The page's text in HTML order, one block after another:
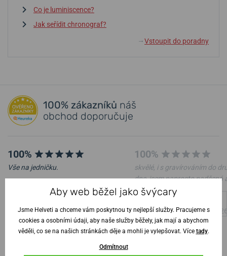
Co je luminiscence?
Jak seřídit chronograf?
↓ Vstoupit do poradny
100% zákazníků náš
obchod doporučuje
100%
Vše na jedničku.
Ověřený zákazník • 6. 8. 2026
100%
skvělé, i s gravírováním do
dne, jsem naprosto nadšená
manžel z hodinek též
Ověřený zákazník•4. 8.
Aby web běžel jako švýcary
Jsme Helveti a chceme vám poskytnou ty nejlepší služby. Pracujeme s
cookies a osobními údaji, aby naše služby běžely, jak mají a abychom
věděli, co se na našich stránkách děje a mohli je vylepšovat. Více tady.
Odmítnout